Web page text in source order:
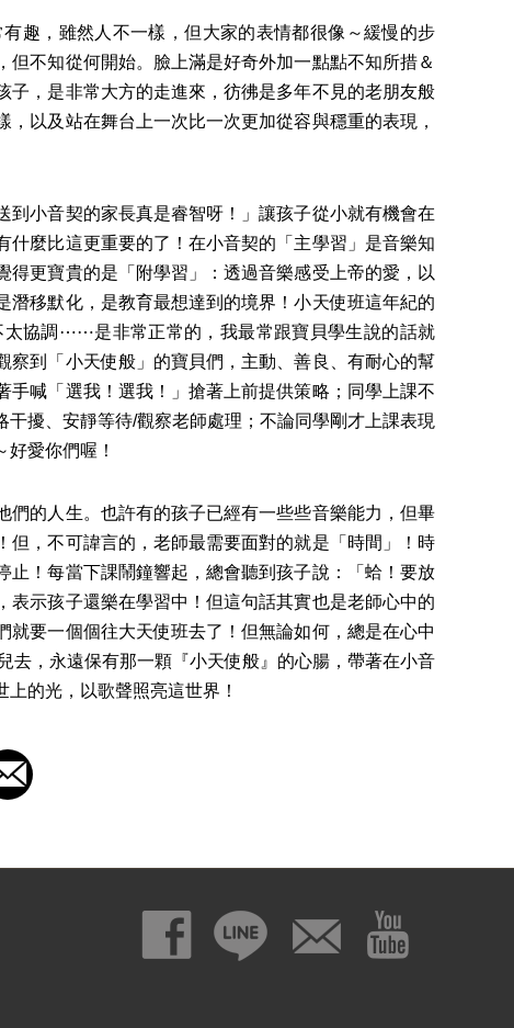
，雖然人不一樣，但大家的表情都很像～緩慢的步
不知從何開始。臉上滿是好奇外加一點點不知所措＆
，是非常大方的走進來，彷彿是多年不見的老朋友般
以及站在舞台上一次比一次更加從容與穩重的表現，
小音契的家長真是睿智呀！」讓孩子從小就有機會在
麼比這更重要的了！在小音契的「主學習」是音樂知
更寶貴的是「附學習」：透過音樂感受上帝的愛，以
移默化，是教育最想達到的境界！小天使班這年紀的
太協調⋯⋯是非常正常的，我最常跟寶貝學生說的話就
到「小天使般」的寶貝們，主動、善良、有耐心的幫
喊「選我！選我！」搶著上前提供策略；同學上課不
擾、安靜等待/觀察老師處理；不論同學剛才上課表現
愛你們喔！
的人生。也許有的孩子已經有一些些音樂能力，但畢
，不可諱言的，老師最需要面對的就是「時間」！時
止！每當下課鬧鐘響起，總會聽到孩子說：「蛤！要放
示孩子還樂在學習中！但這句話其實也是老師心中的
要一個個往大天使班去了！但無論如何，總是在心中
去，永遠保有那一顆『小天使般』的心腸，帶著在小音
的光，以歌聲照亮這世界！